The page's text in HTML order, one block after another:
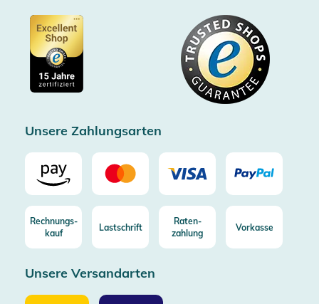
Datenschutz
Cookie-Einstellungen
Gutscheine
Showroom Düsseldorf
Impressum
Zertifiziert durch Trusted Shops
Käuferschutz bis 20000€
Gratis Versand ab 100€ Bestellwert (in DE/AT)
Kostenlose Rücksendung (aus DE/AT)
Unsere Zahlungsarten
Rechnungs-
kauf
Lastschrift
Raten-
zahlung
Vorkasse
Unsere Versandarten
Unsere Unsere